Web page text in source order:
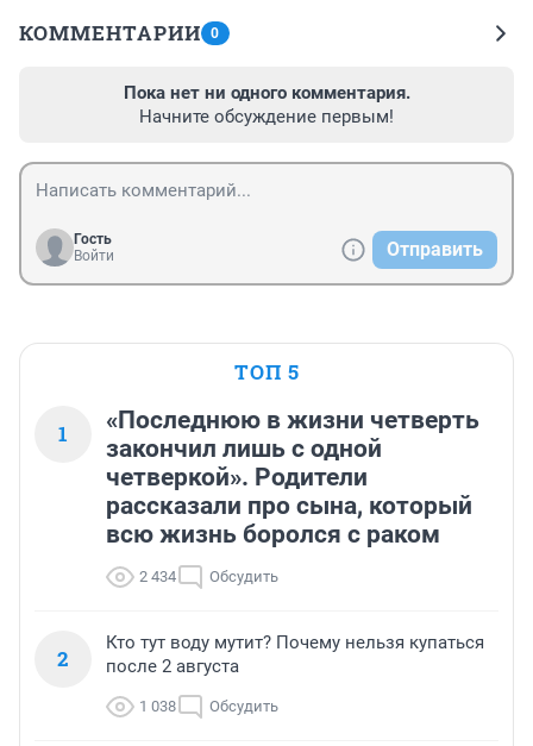
КОММЕНТАРИИ 0
Пока нет ни одного комментария.
Начните обсуждение первым!
Гость
Войти
Отправить
ТОП 5
1
«Последнюю в жизни четверть
закончил лишь с одной
четверкой». Родители
рассказали про сына, который
всю жизнь боролся с раком
2 434 Обсудить
2
Кто тут воду мутит? Почему нельзя купаться
после 2 августа
1 038 Обсудить